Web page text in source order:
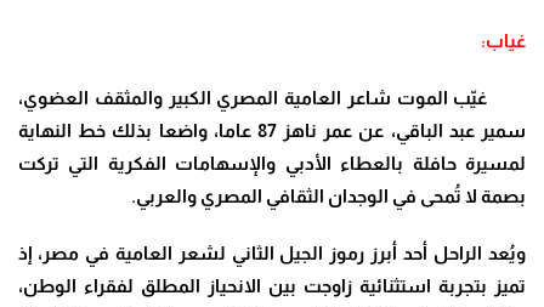
غياب:
غيّب الموت شاعر العامية المصري الكبير والمثقف العضوي،
سمير عبد الباقي، عن عمر ناهز 87 عاما، واضعا بذلك خط النهاية
لمسيرة حافلة بالعطاء الأدبي والإسهامات الفكرية التي تركت
بصمة لا تُمحى في الوجدان الثقافي المصري والعربي.
ويُعد الراحل أحد أبرز رموز الجيل الثاني لشعر العامية في مصر، إذ
تميز بتجربة استثنائية زاوجت بين الانحياز المطلق لفقراء الوطن،